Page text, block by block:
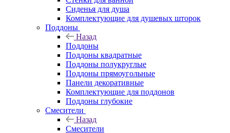
Сиденья для душа
Комплектующие для душевых шторок
Поддоны
Назад
Поддоны
Поддоны квадратные
Поддоны полукруглые
Поддоны прямоугольные
Панели декоративные
Комплектующие для поддонов
Поддоны глубокие
Смесители
Назад
Смесители